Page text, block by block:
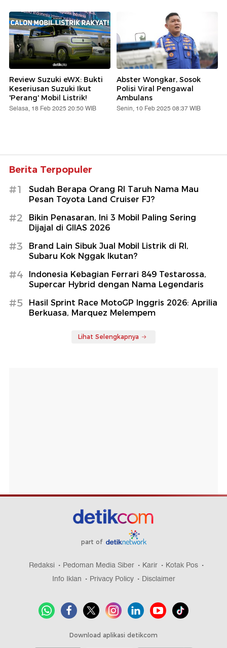
Review Suzuki eWX: Bukti
Keseriusan Suzuki Ikut
'Perang' Mobil Listrik!
Selasa, 18 Feb 2025 20:50 WIB
Abster Wongkar, Sosok
Polisi Viral Pengawal
Ambulans
Senin, 10 Feb 2025 08:37 WIB
Berita Terpopuler
#1
Sudah Berapa Orang RI Taruh Nama Mau
Pesan Toyota Land Cruiser FJ?
#2
Bikin Penasaran, Ini 3 Mobil Paling Sering
Dijajal di GIIAS 2026
#3
Brand Lain Sibuk Jual Mobil Listrik di RI,
Subaru Kok Nggak Ikutan?
#4
Indonesia Kebagian Ferrari 849 Testarossa,
Supercar Hybrid dengan Nama Legendaris
#5
Hasil Sprint Race MotoGP Inggris 2026: Aprilia
Berkuasa, Marquez Melempem
Lihat Selengkapnya
part of
Redaksi Pedoman Media Siber Karir
Kotak Pos
Info Iklan
Privacy Policy Disclaimer
Download aplikasi detikcom